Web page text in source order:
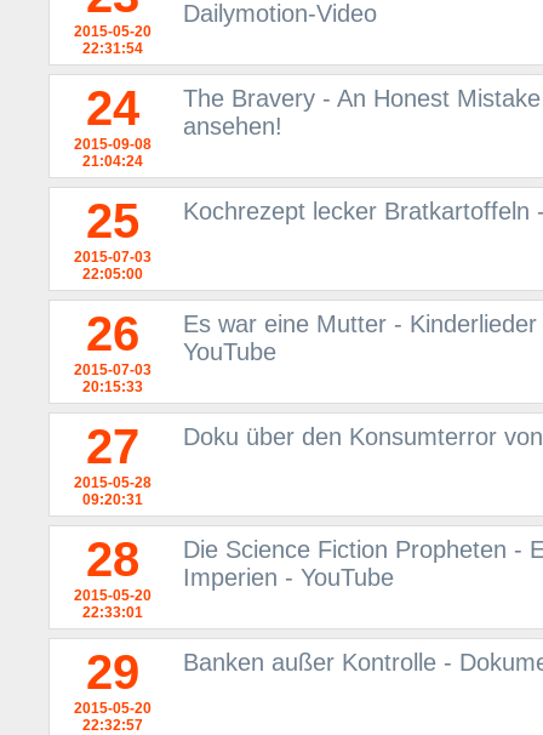
2015-05-20
22:31:54
Dailymotion-Video
24
2015-09-08
21:04:24
The Bravery - An Honest
ansehen!
25
2015-07-03
22:05:00
Kochrezept lecker Bratkartoffeln
26
2015-07-03
20:15:33
Es war eine Mutter -
YouTube
27
2015-05-28
09:20:31
Doku über den Konsumterror
28
2015-05-20
22:33:01
Die Science Fiction Propheten -
Imperien - YouTube
29
2015-05-20
22:32:57
Banken außer Kontrolle -